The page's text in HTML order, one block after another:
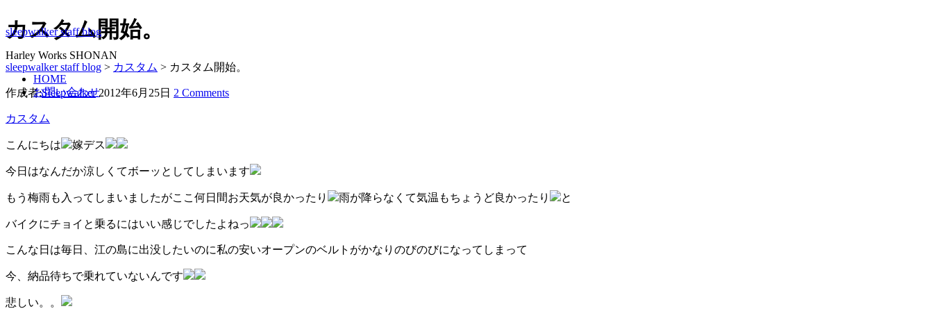
sleepwalker staff blog
Harley Works SHONAN
HOME
お問い合わせ
カスタム開始。
sleepwalker staff blog > カスタム > カスタム開始。
作成者:Sleepwalker 2012年6月25日 2 Comments
カスタム
こんにちは 嫁デス
今日はなんだか涼しくてボーッとしてしまいます
もう梅雨も入ってしまいましたがここ何日間お天気が良かったり 雨が降らなくて気温もちょうど良かったり と
バイクにチョイと乗るにはいい感じでしたよねっ
こんな日は毎日、江の島に出没したいのに私の安いオープンのベルトがかなりのびのびになってしまって
今、納品待ちで乗れていないんです
悲しい。。